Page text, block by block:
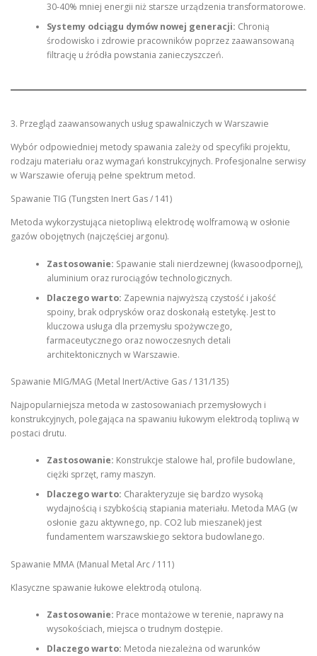
30-40% mniej energii niż starsze urządzenia transformatorowe.
Systemy odciągu dymów nowej generacji: Chronią
środowisko i zdrowie pracowników poprzez zaawansowaną
filtrację u źródła powstania zanieczyszczeń.
3. Przegląd zaawansowanych usług spawalniczych w Warszawie
Wybór odpowiedniej metody spawania zależy od specyfiki projektu,
rodzaju materiału oraz wymagań konstrukcyjnych. Profesjonalne serwisy
w Warszawie oferują pełne spektrum metod.
Spawanie TIG (Tungsten Inert Gas / 141)
Metoda wykorzystująca nietopliwą elektrodę wolframową w osłonie
gazów obojętnych (najczęściej argonu).
Zastosowanie: Spawanie stali nierdzewnej (kwasoodpornej),
aluminium oraz rurociągów technologicznych.
Dlaczego warto: Zapewnia najwyższą czystość i jakość
spoiny, brak odprysków oraz doskonałą estetykę. Jest to
kluczowa usługa dla przemysłu spożywczego,
farmaceutycznego oraz nowoczesnych detali
architektonicznych w Warszawie.
Spawanie MIG/MAG (Metal Inert/Active Gas / 131/135)
Najpopularniejsza metoda w zastosowaniach przemysłowych i
konstrukcyjnych, polegająca na spawaniu łukowym elektrodą topliwą w
postaci drutu.
Zastosowanie: Konstrukcje stalowe hal, profile budowlane,
ciężki sprzęt, ramy maszyn.
Dlaczego warto: Charakteryzuje się bardzo wysoką
wydajnością i szybkością stapiania materiału. Metoda MAG (w
osłonie gazu aktywnego, np. CO2 lub mieszanek) jest
fundamentem warszawskiego sektora budowlanego.
Spawanie MMA (Manual Metal Arc / 111)
Klasyczne spawanie łukowe elektrodą otuloną.
Zastosowanie: Prace montażowe w terenie, naprawy na
wysokościach, miejsca o trudnym dostępie.
Dlaczego warto: Metoda niezależna od warunków